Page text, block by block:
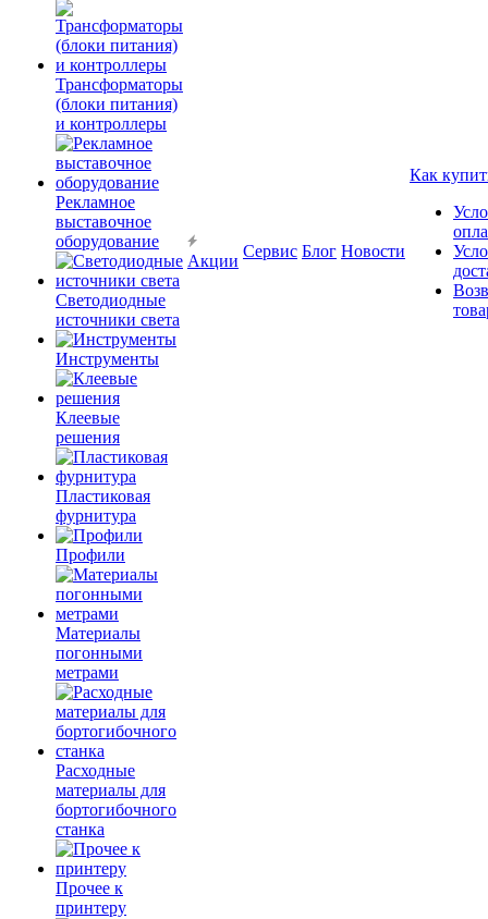
Трансформаторы
(блоки питания)
и контроллеры
Рекламное
выставочное
оборудование
Светодиодные
источники света
Инструменты
Клеевые
решения
Пластиковая
фурнитура
Профили
Материалы
погонными
метрами
Расходные
материалы для
бортогибочного
станка
Прочее к
принтеру
Акции
Сервис Блог Новости
Как